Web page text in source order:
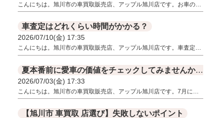
こんにちは。旭川市の車買取販売店、アップル旭川店です。お車の…
車査定はどれくらい時間がかかる？
2026/07/10(金) 17:35
こんにちは。旭川市の車買取販売店、アップル旭川店です。車査定…
夏本番前に愛車の価値をチェックしてみませんか？
2026/07/03(金) 17:33
こんにちは。旭川市の車買取販売店、アップル旭川店です。7月に…
【旭川市 車買取 店選び】失敗しないポイント